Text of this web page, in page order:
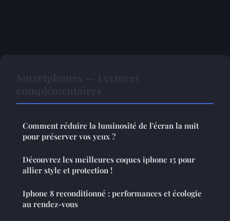
Comment réduire la luminosité de l'écran la nuit
pour préserver vos yeux ?
Découvrez les meilleures coques iphone 15 pour
allier style et protection !
Iphone 8 reconditionné : performances et écologie
au rendez-vous